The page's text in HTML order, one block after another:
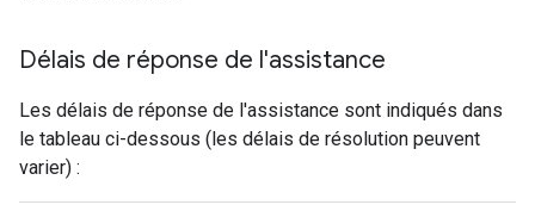
Délais de réponse de l'assistance
Les délais de réponse de l'assistance sont indiqués dans
le tableau ci-dessous (les délais de résolution peuvent
varier) :